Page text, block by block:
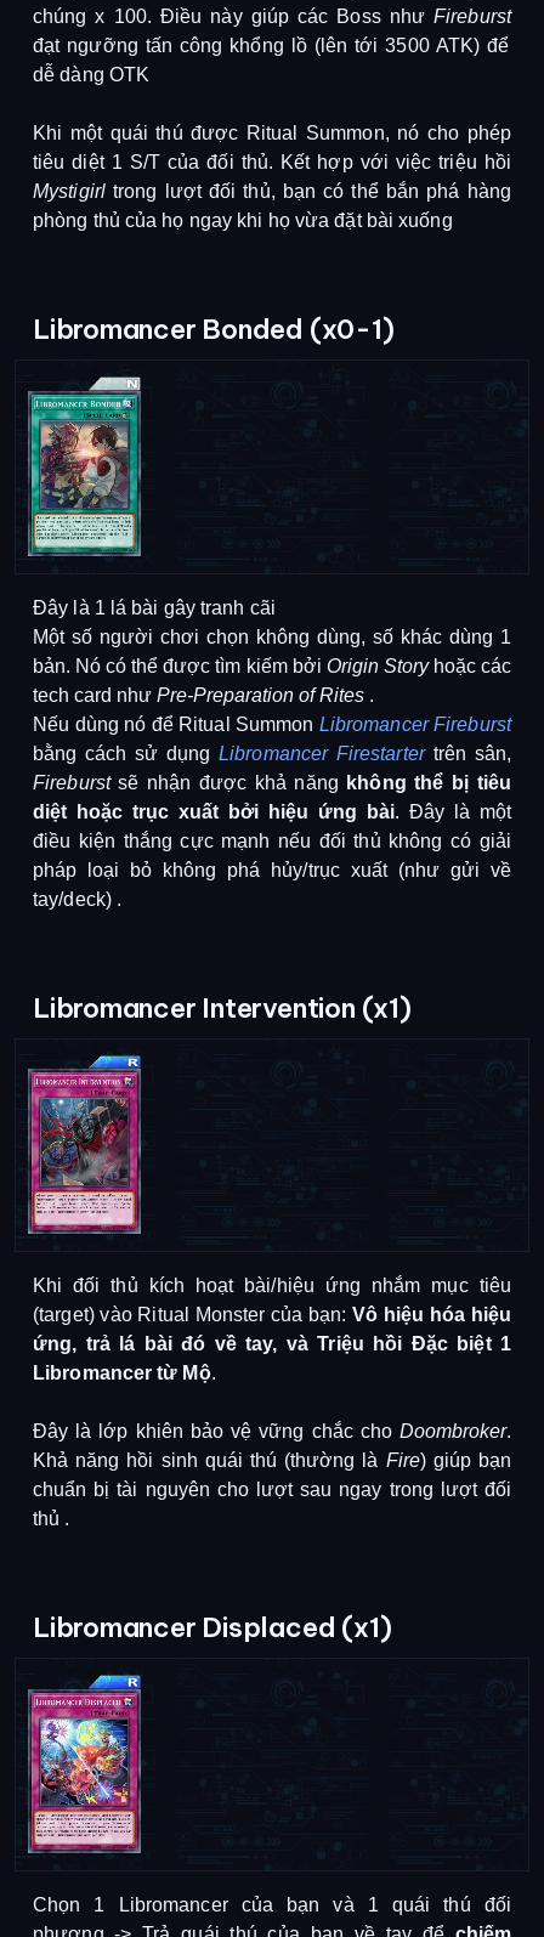
chúng x 100. Điều này giúp các Boss nhưFireburst
đạt ngưỡng tấn công khổng lồ (lên tới 3500 ATK) để
dễ dàng OTK
Khi một quái thú được Ritual Summon, nó cho phép
tiêu diệt 1 S/T của đối thủ. Kết hợp với việc triệu hồi
Mystigirltrong lượt đối thủ, bạn có thể bắn phá hàng
phòng thủ của họ ngay khi họ vừa đặt bài xuống
Libromancer Bonded (x0-1)
Đây là 1 lá bài gây tranh cãi
Một số người chơi chọn không dùng, số khác dùng 1
bản. Nó có thể được tìm kiếm bởi Origin Storyhoặc các
tech card như Pre-Preparation of Rites .
Nếu dùng nó để Ritual Summon Libromancer Fireburst
bằng cách sử dụngLibromancer Firestarter trên sân,
Fireburstsẽ nhận được khả năng không thể bị tiêu
diệt hoặc trục xuất bởi hiệu ứng bài. Đây là một
điều kiện thắng cực mạnh nếu đối thủ không có giải
pháp loại bỏ không phá hủy/trục xuất (như gửi về
tay/deck) .
Libromancer Intervention (x1)
Khi đối thủ kích hoạt bài/hiệu ứng nhắm mục tiêu
(target) vào Ritual Monster của bạn: Vô hiệu hóa hiệu
ứng, trả lá bài đó về tay, và Triệu hồi Đặc biệt 1
Libromancer từ Mộ.
Đây là lớp khiên bảo vệ vững chắc cho Doombroker.
Khả năng hồi sinh quái thú (thường là Fire) giúp bạn
chuẩn bị tài nguyên cho lượt sau ngay trong lượt đối
thủ .
Libromancer Displaced (x1)
Chọn 1 Libromancer của bạn và 1 quái thú đối